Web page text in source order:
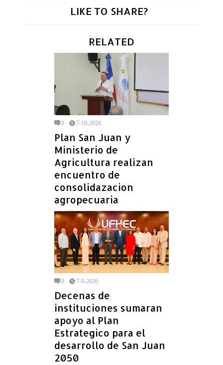
LIKE TO SHARE?
RELATED
0 7-10-2026
Plan San Juan y
Ministerio de
Agricultura realizan
encuentro de
consolidazacion
agropecuaria
0 7-9-2026
Decenas de
instituciones sumaran
apoyo al Plan
Estrategico para el
desarrollo de San Juan
2050